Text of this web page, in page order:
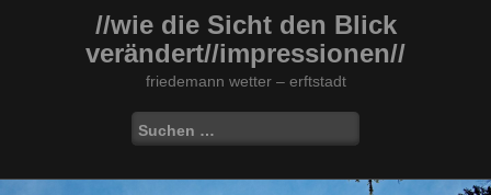
//wie die Sicht den Blick
verändert//impressionen//
friedemann wetter – erftstadt
Suchen
nach: